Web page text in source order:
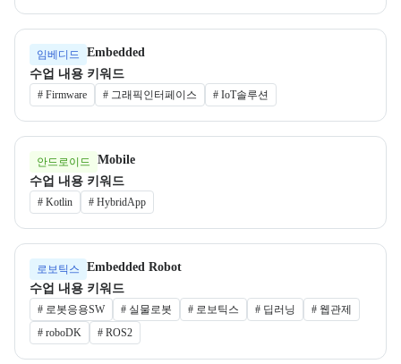
임베디드
Embedded
수업 내용 키워드
# Firmware # 그래픽인터페이스 # IoT솔루션
안드로이드
Mobile
수업 내용 키워드
# Kotlin # HybridApp
로보틱스
Embedded Robot
수업 내용 키워드
# 로봇응용SW # 실물로봇 # 로보틱스 # 딥러닝 # 웹관제
# roboDK # ROS2